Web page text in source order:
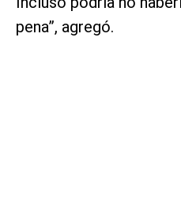
pena”, agregó.